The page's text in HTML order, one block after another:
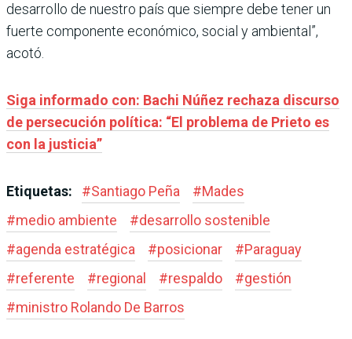
desarrollo de nuestro país que siempre debe tener un
fuerte componente económico, social y ambiental”,
acotó.
Siga informado con: Bachi Núñez rechaza discurso
de persecución política: “El problema de Prieto es
con la justicia”
Etiquetas: #Santiago Peña #Mades
#medio ambiente #desarrollo sostenible
#agenda estratégica #posicionar #Paraguay
#referente #regional #respaldo #gestión
#ministro Rolando De Barros